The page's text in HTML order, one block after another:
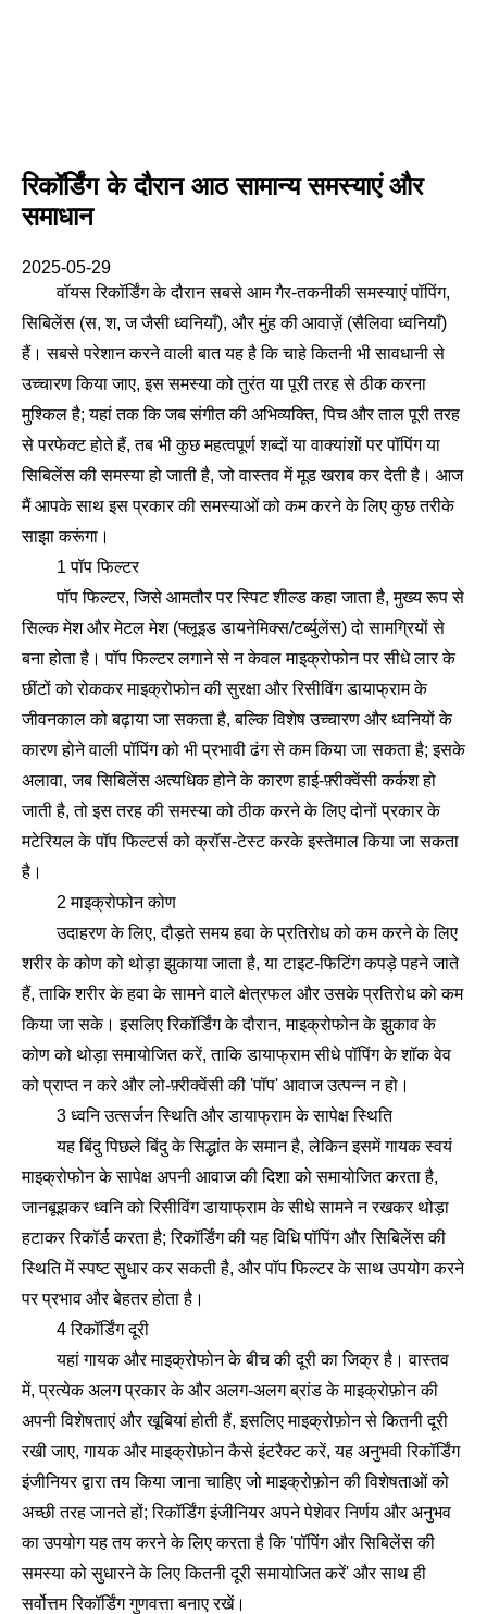
रिकॉर्डिंग के दौरान आठ सामान्य समस्याएं और
समाधान
2025-05-29
वॉयस रिकॉर्डिंग के दौरान सबसे आम गैर-तकनीकी समस्याएं पॉपिंग,
सिबिलेंस (स, श, ज जैसी ध्वनियाँ), और मुंह की आवाज़ें (सैलिवा ध्वनियाँ)
हैं। सबसे परेशान करने वाली बात यह है कि चाहे कितनी भी सावधानी से
उच्चारण किया जाए, इस समस्या को तुरंत या पूरी तरह से ठीक करना
मुश्किल है; यहां तक कि जब संगीत की अभिव्यक्ति, पिच और ताल पूरी तरह
से परफेक्ट होते हैं, तब भी कुछ महत्वपूर्ण शब्दों या वाक्यांशों पर पॉपिंग या
सिबिलेंस की समस्या हो जाती है, जो वास्तव में मूड खराब कर देती है। आज
मैं आपके साथ इस प्रकार की समस्याओं को कम करने के लिए कुछ तरीके
साझा करूंगा।
1 पॉप फिल्टर
पॉप फिल्टर, जिसे आमतौर पर स्पिट शील्ड कहा जाता है, मुख्य रूप से
सिल्क मेश और मेटल मेश (फ्लूइड डायनेमिक्स/टर्ब्युलेंस) दो सामग्रियों से
बना होता है। पॉप फिल्टर लगाने से न केवल माइक्रोफोन पर सीधे लार के
छींटों को रोककर माइक्रोफोन की सुरक्षा और रिसीविंग डायाफ्राम के
जीवनकाल को बढ़ाया जा सकता है, बल्कि विशेष उच्चारण और ध्वनियों के
कारण होने वाली पॉपिंग को भी प्रभावी ढंग से कम किया जा सकता है; इसके
अलावा, जब सिबिलेंस अत्यधिक होने के कारण हाई-फ़्रीक्वेंसी कर्कश हो
जाती है, तो इस तरह की समस्या को ठीक करने के लिए दोनों प्रकार के
मटेरियल के पॉप फिल्टर्स को क्रॉस-टेस्ट करके इस्तेमाल किया जा सकता
है।
2 माइक्रोफोन कोण
उदाहरण के लिए, दौड़ते समय हवा के प्रतिरोध को कम करने के लिए
शरीर के कोण को थोड़ा झुकाया जाता है, या टाइट-फिटिंग कपड़े पहने जाते
हैं, ताकि शरीर के हवा के सामने वाले क्षेत्रफल और उसके प्रतिरोध को कम
किया जा सके। इसलिए रिकॉर्डिंग के दौरान, माइक्रोफोन के झुकाव के
कोण को थोड़ा समायोजित करें, ताकि डायाफ्राम सीधे पॉपिंग के शॉक वेव
को प्राप्त न करे और लो-फ़्रीक्वेंसी की 'पॉप' आवाज उत्पन्न न हो।
3 ध्वनि उत्सर्जन स्थिति और डायाफ्राम के सापेक्ष स्थिति
यह बिंदु पिछले बिंदु के सिद्धांत के समान है, लेकिन इसमें गायक स्वयं
माइक्रोफोन के सापेक्ष अपनी आवाज की दिशा को समायोजित करता है,
जानबूझकर ध्वनि को रिसीविंग डायाफ्राम के सीधे सामने न रखकर थोड़ा
हटाकर रिकॉर्ड करता है; रिकॉर्डिंग की यह विधि पॉपिंग और सिबिलेंस की
स्थिति में स्पष्ट सुधार कर सकती है, और पॉप फिल्टर के साथ उपयोग करने
पर प्रभाव और बेहतर होता है।
4 रिकॉर्डिंग दूरी
यहां गायक और माइक्रोफोन के बीच की दूरी का जिक्र है। वास्तव
में, प्रत्येक अलग प्रकार के और अलग-अलग ब्रांड के माइक्रोफ़ोन की
अपनी विशेषताएं और खूबियां होती हैं, इसलिए माइक्रोफ़ोन से कितनी दूरी
रखी जाए, गायक और माइक्रोफ़ोन कैसे इंटरैक्ट करें, यह अनुभवी रिकॉर्डिंग
इंजीनियर द्वारा तय किया जाना चाहिए जो माइक्रोफ़ोन की विशेषताओं को
अच्छी तरह जानते हों; रिकॉर्डिंग इंजीनियर अपने पेशेवर निर्णय और अनुभव
का उपयोग यह तय करने के लिए करता है कि 'पॉपिंग और सिबिलेंस की
समस्या को सुधारने के लिए कितनी दूरी समायोजित करें' और साथ ही
सर्वोत्तम रिकॉर्डिंग गुणवत्ता बनाए रखें।